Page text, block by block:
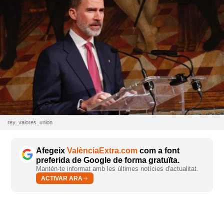
rey_valores_union
Afegeix ValènciaExtra.com com a font
preferida de Google de forma gratuïta.
Mantén-te informat amb les últimes notícies d'actualitat.
ACTIVAR ARA